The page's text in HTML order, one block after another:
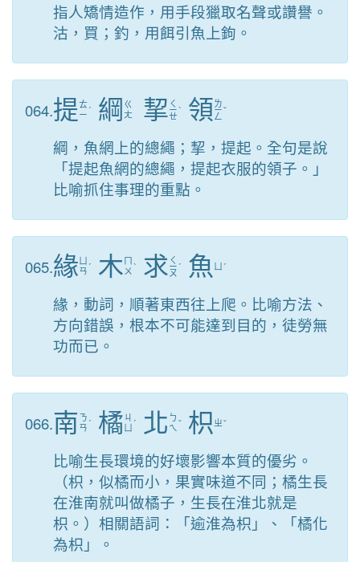
指人矯情造作，用手段獵取名聲或讚譽。
沽，買；釣，用餌引魚上鉤。
064.提ㄊ
ㄧ ˊ 綱 ㄍ
ㄤ
挈 ㄑ
ㄧ
ㄝ
ˋ 領 ㄌ
ㄧ
ㄥ
ˇ
綱，魚網上的總繩；挈，提起。全句是說
「提起魚網的總繩，提起衣服的領子。」
比喻抓住事理的重點。
065.緣ㄢ ˊ 木 ㄇ
ㄨ ˋ 求 ㄑ
ㄧ
ㄡ
ˊ 魚 ˊ
緣，動詞，順著東西往上爬。比喻方法、
方向錯誤，根本不可能達到目的，徒勞無
功而已。
066.南 ㄋ
ㄢ ˊ 橘 ㄐ
ˊ 北 ㄅ
ㄟ ˇ 枳 ㄓˇ
比喻生長環境的好壞影響本質的優劣。
（枳，似橘而小，果實味道不同；橘生長
在淮南就叫做橘子，生長在淮北就是
枳。）相關語詞：「逾淮為枳」、「橘化
為枳」。